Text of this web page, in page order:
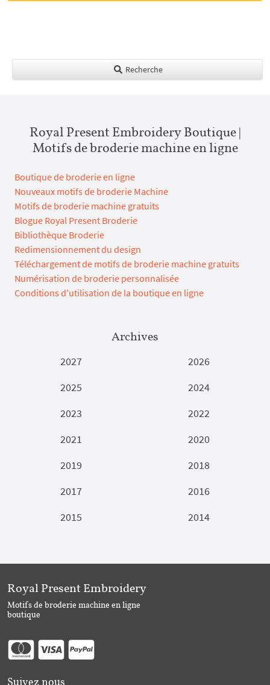
Recherche
Royal Present Embroidery Boutique |
Motifs de broderie machine en ligne
Boutique de broderie en ligne
Nouveaux motifs de broderie Machine
Motifs de broderie machine gratuits
Blogue Royal Present Broderie
Bibliothèque Broderie
Redimensionnement du design
Téléchargement de motifs de broderie machine gratuits
Numérisation de broderie personnalisée
Conditions d'utilisation de la boutique en ligne
Archives
2027
2026
2025
2024
2023
2022
2021
2020
2019
2018
2017
2016
2015
2014
Royal Present Embroidery
Motifs de broderie machine en ligne
boutique
Suivez nous